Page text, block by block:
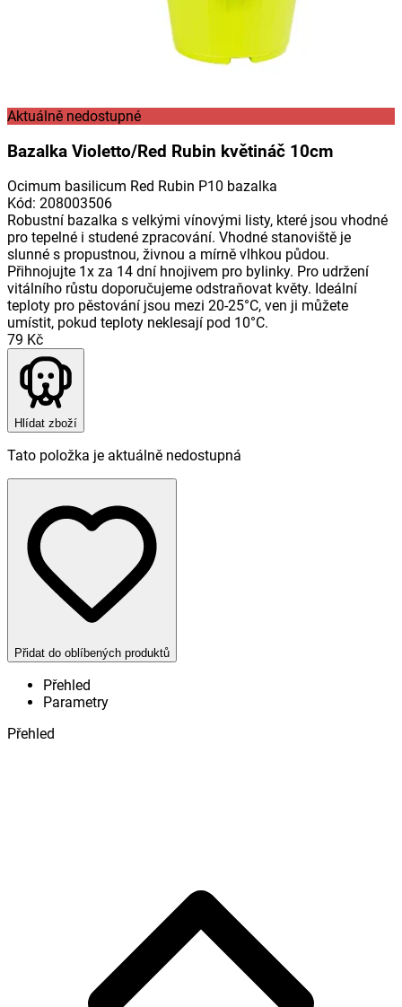
Aktuálně nedostupné
Bazalka Violetto/Red Rubin květináč 10cm
Ocimum basilicum Red Rubin P10 bazalka
Kód: 208003506
Robustní bazalka s velkými vínovými listy, které jsou vhodné
pro tepelné i studené zpracování. Vhodné stanoviště je
slunné s propustnou, živnou a mírně vlhkou půdou.
Přihnojujte 1x za 14 dní hnojivem pro bylinky. Pro udržení
vitálního růstu doporučujeme odstraňovat květy. Ideální
teploty pro pěstování jsou mezi 20-25°C, ven ji můžete
umístit, pokud teploty neklesají pod 10°C.
79 Kč
Hlídat zboží
Tato položka je aktuálně nedostupná
Přidat do oblíbených produktů
Přehled
Parametry
Přehled